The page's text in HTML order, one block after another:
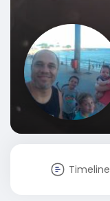
Timeline